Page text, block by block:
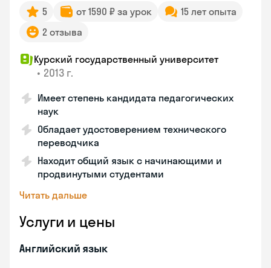
5 от 1590 ₽ за урок
15 лет опыта
2 отзыва
Курский государственный университет
• 2013 г.
Имеет степень кандидата педагогических
наук
Обладает удостоверением технического
переводчика
Находит общий язык с начинающими и
продвинутыми студентами
Читать дальше
Услуги и цены
Английский язык